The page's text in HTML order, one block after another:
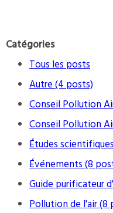
Catégories
Tous les posts
Autre (4 posts)
Conseil Pollution
Conseil Pollution
Études
Événements (8
Guide purificateur
Pollution de l'air (8